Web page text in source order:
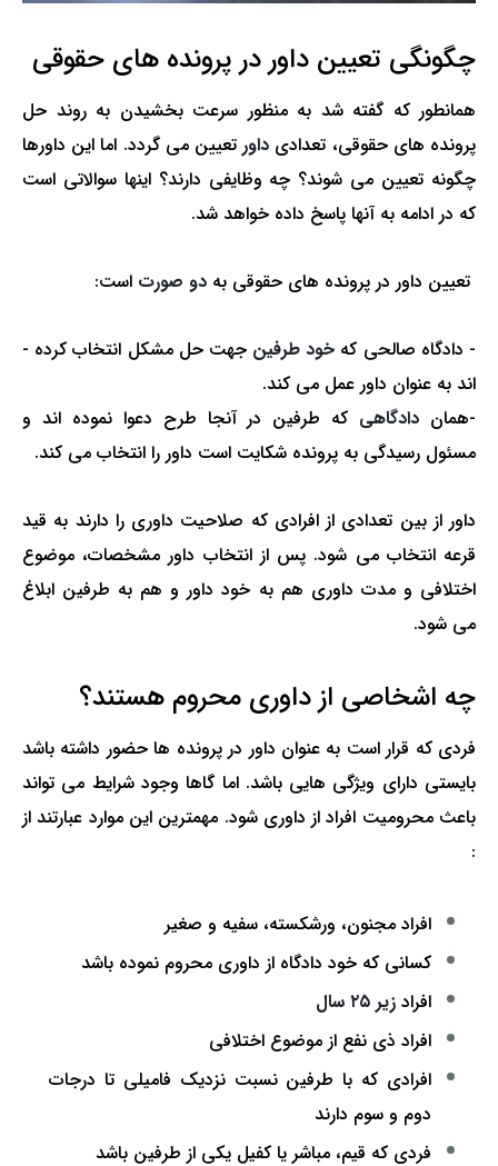
چگونگی تعیین داور در پرونده های حقوقی
همانطور که گفته شد به منظور سرعت بخشیدن به روند حل
پرونده های حقوقی، تعدادی داورتعیین می گردد. اما این داورها
چگونه تعیین می شوند؟ چه وظایفی دارند؟ اینها سوالاتی است
که در ادامه به آنها پاسخ داده خواهد شد.
تعیین داور در پرونده­ های حقوقی به دو صورت است:
- دادگاه صالحی که خود طرفینجهت حل مشکل انتخاب کرده ­
اند به عنوان داور عمل می­ کند.
-همان دادگاهی که طرفین در آنجا طرح دعوا نموده ­اند و
مسئول رسیدگی به پرونده شکایت است داور را انتخاب می­ کند.
داور از بین تعدادی از افرادی که صلاحیت داوری را دارند به قید
قرعه انتخاب می ­شود. پس از انتخاب داور مشخصات، موضوع
اختلافی و مدت داوری هم به خود داور و هم به طرفین ابلاغ
می شود.
چه اشخاصی از داوری محروم هستند؟
فردی که قرار است به عنوان داور در پرونده ها حضور داشته باشد
بایستی دارای ویژگی هایی باشد. اما گاها وجود شرایط می تواند
باعث محرومیت افراد از داوری شود. مهمترین این موارد عبارتند از
:
افراد مجنون، ورشکسته، سفیه و صغیر
کسانی که خود دادگاه از داوری محروم نموده باشد
افراد زیر ۲۵ سال
افراد ذی نفع از موضوع اختلافی
افرادی که با طرفین نسبت نزدیک فامیلی تا درجات
دوم و سوم دارند
فردی که قیم، مباشر یا کفیل یکی از طرفین باشد